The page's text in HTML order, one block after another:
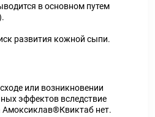
в основном путем
развития кожной сыпи.
или возникновении
эффектов вследствие
Амоксиклав®Квиктаб нет.